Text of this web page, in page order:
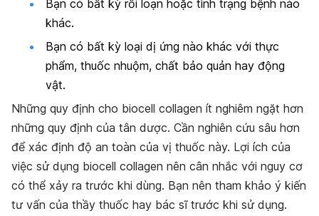
Bạn có bất kỳ rối loạn hoặc tình trạng bệnh nào
khác.
Bạn có bất kỳ loại dị ứng nào khác với thực
phẩm, thuốc nhuộm, chất bảo quản hay động
vật.
Những quy định cho biocell collagen ít nghiêm ngặt hơn
những quy định của tân dược. Cần nghiên cứu sâu hơn
để xác định độ an toàn của vị thuốc này. Lợi ích của
việc sử dụng biocell collagen nên cân nhắc với nguy cơ
có thể xảy ra trước khi dùng. Bạn nên tham khảo ý kiến
tư vấn của thầy thuốc hay bác sĩ trước khi sử dụng.